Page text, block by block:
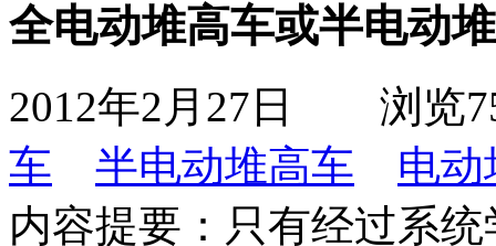
全电动堆高车或半电动
2012年2月27日 浏览
车
半电动堆高车
电动
内容提要： 只有经过系